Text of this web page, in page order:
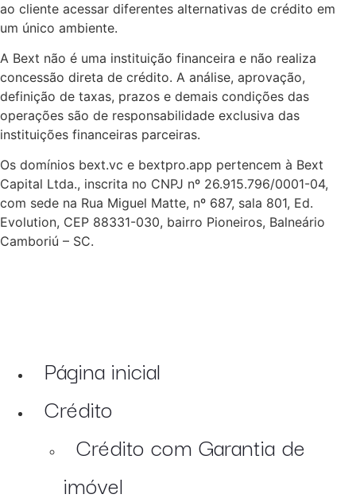
ao cliente acessar diferentes alternativas de crédito em
um único ambiente.
A Bext não é uma instituição financeira e não realiza
concessão direta de crédito. A análise, aprovação,
definição de taxas, prazos e demais condições das
operações são de responsabilidade exclusiva das
instituições financeiras parceiras.
Os domínios bext.vc e bextpro.app pertencem à Bext
Capital Ltda., inscrita no CNPJ nº 26.915.796/0001-04,
com sede na Rua Miguel Matte, nº 687, sala 801, Ed.
Evolution, CEP 88331-030, bairro Pioneiros, Balneário
Camboriú – SC.
Página inicial
Crédito
Crédito com Garantia de
imóvel